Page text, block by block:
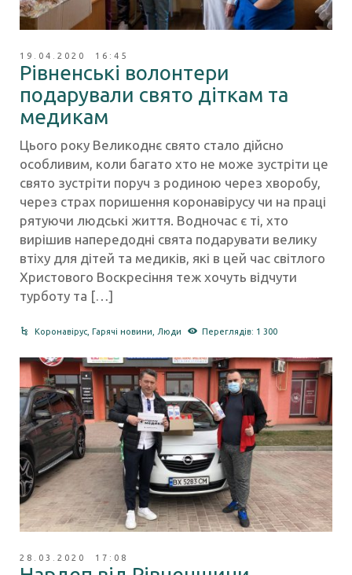
19.04.2020 16:45
Рівненські волонтери
подарували свято діткам та
медикам
Цього року Великоднє свято стало дійсно
особливим, коли багато хто не може зустріти це
свято зустріти поруч з родиною через хворобу,
через страх поришення коронавірусу чи на праці
рятуючи людські життя. Водночас є ті, хто
вирішив напередодні свята подарувати велику
втіху для дітей та медиків, які в цей час світлого
Христового Воскресіння теж хочуть відчути
турботу та […]
Коронавірус ,Гарячі новини Люди Переглядів: 1 300
28.03.2020 17:08